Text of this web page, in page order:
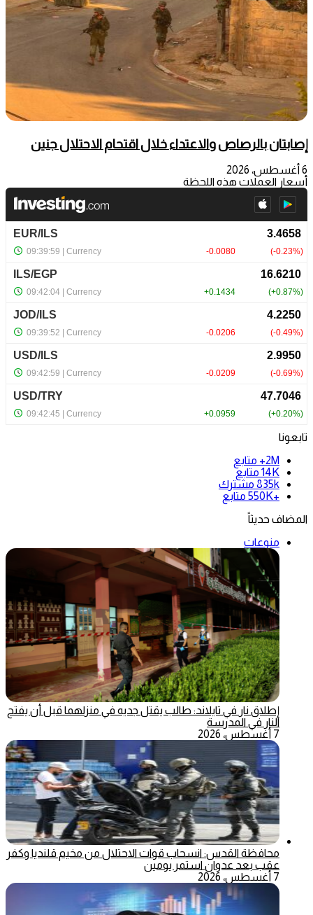
إصابتان بالرصاص والاعتداء خلال اقتحام الاحتلال جنين
6 أغسطس، 2026
أسعار العملات هذه اللحظة
تابعونا
2M+
متابع
14K متابع
835k مشترك
+550K
متابع
المضاف حديثاً
منوعات
إطلاق نار في تايلاند: طالب يقتل جديه في منزلهما قبل أن يفتح
النار في المدرسة
7 أغسطس، 2026
محافظة القدس: انسحاب قوات الاحتلال من مخيم قلنديا وكفر
عقب بعد عدوان استمر يومين
7 أغسطس، 2026